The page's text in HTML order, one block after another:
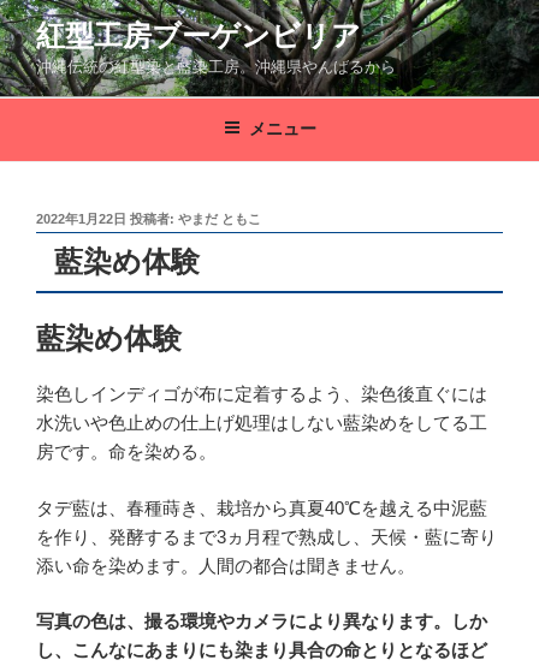
コ
ン
テ
ン
へ
紅型工房ブーゲンビリア
沖縄伝統の紅型染と藍染工房。沖縄県やんばるから
メニュー
投
2022年1月22日 投稿者: やまだ ともこ
藍染め体験
藍染め体験
染色しインディゴが布に定着するよう、染色後直ぐには
水洗いや色止めの仕上げ処理はしない藍染めをしてる工
房です。命を染める。
タデ藍は、春種蒔き、栽培から真夏40℃を越える中泥藍
を作り、発酵するまで3ヵ月程で熟成し、天候・藍に寄り
添い命を染めます。人間の都合は聞きません。
写真の色は、撮る環境やカメラにより異なります。しか
し、こんなにあまりにも染まり具合の命とりとなるほど